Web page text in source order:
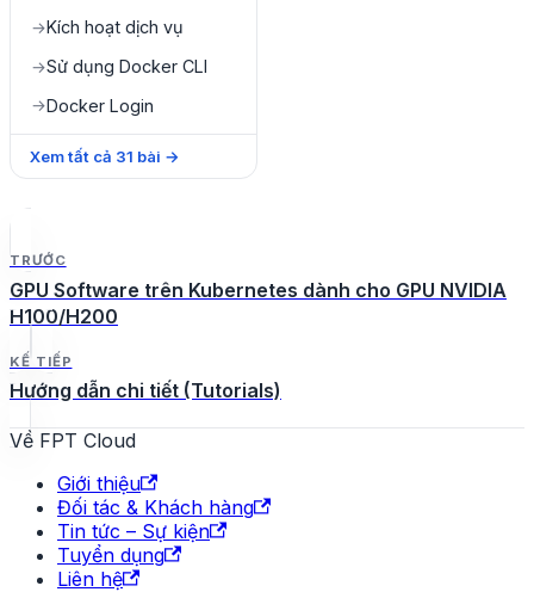
→Kích hoạt dịch vụ
→Sử dụng Docker CLI
→Docker Login
Xem tất cả 31 bài →
TRƯỚC
GPU Software trên Kubernetes dành cho GPU NVIDIA
H100/H200
KẾ TIẾP
Hướng dẫn chi tiết (Tutorials)
Về FPT Cloud
Giới thiệu
Đối tác & Khách hàng
Tin tức – Sự kiện
Tuyển dụng
Liên hệ